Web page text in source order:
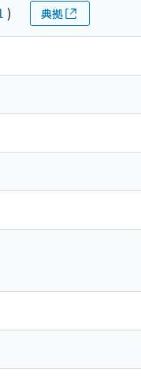
) 典拠